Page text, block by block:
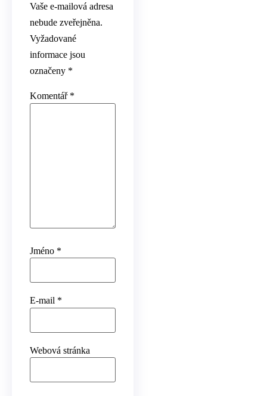
Vaše e-mailová adresa
nebude zveřejněna.
Vyžadované
informace jsou
označeny *
Komentář *
Jméno *
E-mail *
Webová stránka